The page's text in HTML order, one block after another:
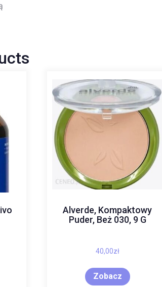
Alverde, Kompaktowy
Puder, Beż 030, 9 G
40,00zł
Zobacz